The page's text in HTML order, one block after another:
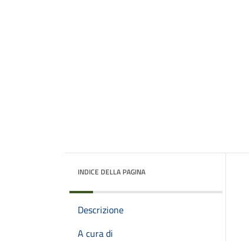
INDICE DELLA PAGINA
Descrizione
A cura di